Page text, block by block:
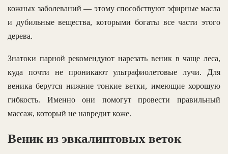
кожных заболеваний — этому способствуют эфирные масла
и дубильные вещества, которыми богаты все части этого
дерева.
Знатоки парной рекомендуют нарезать веник в чаще леса,
куда почти не проникают ультрафиолетовые лучи. Для
веника берутся нижние тонкие ветки, имеющие хорошую
гибкость. Именно они помогут провести правильный
массаж, который не навредит коже.
Веник из эвкалиптовых веток